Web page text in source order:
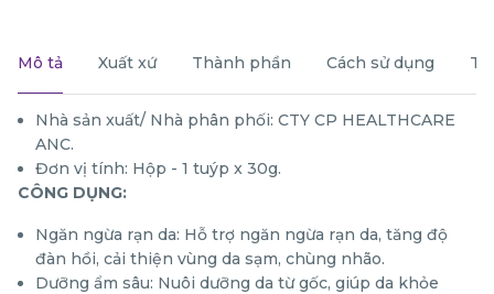
Mô tả Xuất xứ Thành phần Cách sử dụng
Nhà sản xuất/ Nhà phân phối: CTY CP HEALTHCARE
ANC.
Đơn vị tính: Hộp - 1 tuýp x 30g.
CÔNG DỤNG:
Ngăn ngừa rạn da: Hỗ trợ ngăn ngừa rạn da, tăng độ
đàn hồi, cải thiện vùng da sạm, chùng nhão.
Dưỡng ẩm sâu: Nuôi dưỡng da từ gốc, giúp da khỏe